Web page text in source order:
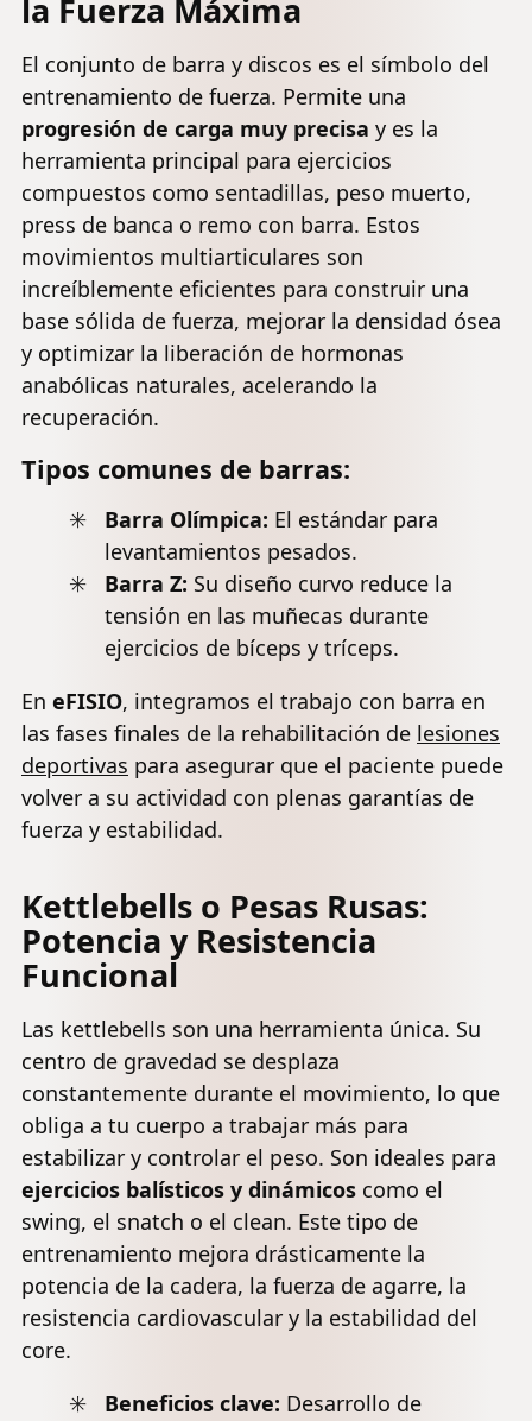
la Fuerza Máxima
El conjunto de barra y discos es el símbolo del
entrenamiento de fuerza. Permite una
progresión de carga muy precisa y es la
herramienta principal para ejercicios
compuestos como sentadillas, peso muerto,
press de banca o remo con barra. Estos
movimientos multiarticulares son
increíblemente eficientes para construir una
base sólida de fuerza, mejorar la densidad ósea
y optimizar la liberación de hormonas
anabólicas naturales, acelerando la
recuperación.
Tipos comunes de barras:
Barra Olímpica: El estándar para
levantamientos pesados.
Barra Z: Su diseño curvo reduce la
tensión en las muñecas durante
ejercicios de bíceps y tríceps.
En eFISIO, integramos el trabajo con barra en
las fases finales de la rehabilitación de lesiones
deportivas para asegurar que el paciente puede
volver a su actividad con plenas garantías de
fuerza y estabilidad.
Kettlebells o Pesas Rusas:
Potencia y Resistencia
Funcional
Las kettlebells son una herramienta única. Su
centro de gravedad se desplaza
constantemente durante el movimiento, lo que
obliga a tu cuerpo a trabajar más para
estabilizar y controlar el peso. Son ideales para
ejercicios balísticos y dinámicos como el
swing, el snatch o el clean. Este tipo de
entrenamiento mejora drásticamente la
potencia de la cadera, la fuerza de agarre, la
resistencia cardiovascular y la estabilidad del
core.
Beneficios clave: Desarrollo de